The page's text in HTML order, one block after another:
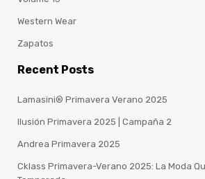
Western Wear
Zapatos
Recent Posts
Lamasini® Primavera Verano 2025
Ilusión Primavera 2025 | Campaña 2
Andrea Primavera 2025
Cklass Primavera-Verano 2025: La Moda